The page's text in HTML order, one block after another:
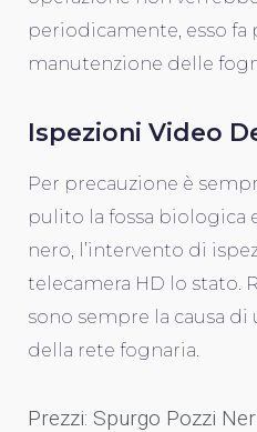
periodicamente, esso fa
manutenzione delle
Ispezioni Video
Per precauzione è
pulito la fossa biologica
nero, l’intervento di
telecamera HD lo stato.
sono sempre la causa
della rete fognaria.
Prezzi: Spurgo Pozzi